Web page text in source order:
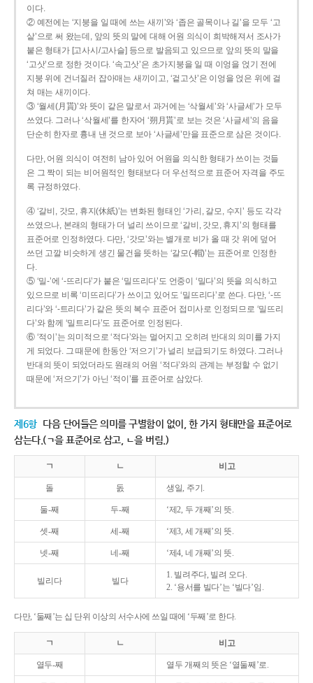
이다.
② 예전에는 ‘지붕을 일 때에 쓰는 새끼’와 ‘좁은 골목이나 길’을 모두 ‘고
샅’으로 써 왔는데, 앞의 뜻의 말에 대해 어원 의식이 희박해져서 조사가
붙은 형태가 [고사시/고사슬] 등으로 발음되고 있으므로 앞의 뜻의 말을
‘고삿’으로 정한 것이다. ‘속고삿’은 초가지붕을 일 때 이엉을 얹기 전에
지붕 위에 건너질러 잡아매는 새끼이고, ‘겉고삿’은 이엉을 얹은 위에 걸
쳐 매는 새끼이다.
③ ‘월세(月貰)’와 뜻이 같은 말로서 과거에는 ‘삭월세’와 ‘사글세’가 모두
쓰였다. 그러나 ‘삭월세’를 한자어 ‘朔月貰’로 보는 것은 ‘사글세’의 음을
단순히 한자로 흉내 낸 것으로 보아 ‘사글세’만을 표준으로 삼은 것이다.
다만, 어원 의식이 여전히 남아 있어 어원을 의식한 형태가 쓰이는 것들
은 그 짝이 되는 비어원적인 형태보다 더 우선적으로 표준어 자격을 주도
록 규정하였다.
④ ‘갈비, 갓모, 휴지(休紙)’는 변화된 형태인 ‘가리, 갈모, 수지’ 등도 각각
쓰였으나, 본래의 형태가 더 널리 쓰이므로 ‘갈비, 갓모, 휴지’의 형태를
표준어로 인정하였다. 다만, ‘갓모’와는 별개로 비가 올 때 갓 위에 덮어
쓰던 고깔 비슷하게 생긴 물건을 뜻하는 ‘갈모(-帽)’는 표준어로 인정한
다.
⑤ ‘밀-’에 ‘-뜨리다’가 붙은 ‘밀뜨리다’도 언중이 ‘밀다’의 뜻을 의식하고
있으므로 비록 ‘미뜨리다’가 쓰이고 있어도 ‘밀뜨리다’로 쓴다. 다만, ‘-뜨
리다’와 ‘-트리다’가 같은 뜻의 복수 표준어 접미사로 인정되므로 ‘밀뜨리
다’와 함께 ‘밀트리다’도 표준어로 인정된다.
⑥ ‘적이’는 의미적으로 ‘적다’와는 멀어지고 오히려 반대의 의미를 가지
게 되었다. 그 때문에 한동안 ‘저으기’가 널리 보급되기도 하였다. 그러나
반대의 뜻이 되었더라도 원래의 어원 ‘적다’와의 관계는 부정할 수 없기
때문에 ‘저으기’가 아닌 ‘적이’를 표준어로 삼았다.
제6항 다음 단어들은 의미를 구별함이 없이, 한 가지 형태만을 표준어로
삼는다.(ㄱ을 표준어로 삼고, ㄴ을 버림.)
ㄱ ㄴ 비고
돌 돐 생일, 주기.
둘-째 두-째 ‘제2, 두 개째’의 뜻.
셋-째 세-째 ‘제3, 세 개째’의 뜻.
넷-째 네-째 ‘제4, 네 개째’의 뜻.
빌리다 빌다
1. 빌려주다, 빌려 오다.
2. ‘용서를 빌다’는 ‘빌다’임.
다만, ‘둘째’는 십 단위 이상의 서수사에 쓰일 때에 ‘두째’로 한다.
ㄱ ㄴ 비고
열두-째 열두 개째의 뜻은 ‘열둘째’로.